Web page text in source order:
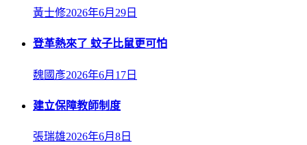
黃士修2026年6月29日
登革熱來了 蚊子比鼠更可怕
魏國彥2026年6月17日
建立保障教師制度
張瑞雄2026年6月8日